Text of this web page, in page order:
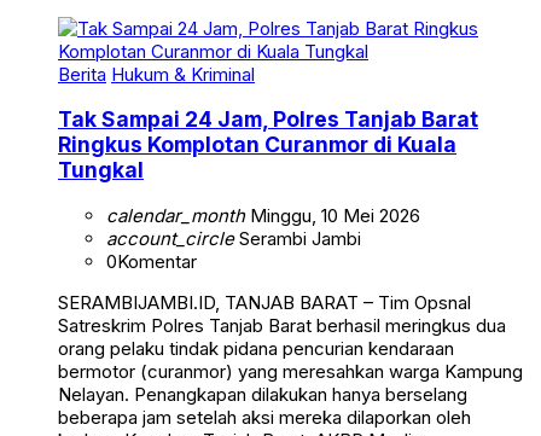
Berita Hukum & Kriminal
Tak Sampai 24 Jam, Polres Tanjab Barat
Ringkus Komplotan Curanmor di Kuala
Tungkal
calendar_monthMinggu, 10 Mei 2026
account_circleSerambi Jambi
0Komentar
SERAMBIJAMBI.ID, TANJAB BARAT – Tim Opsnal
Satreskrim Polres Tanjab Barat berhasil meringkus dua
orang pelaku tindak pidana pencurian kendaraan
bermotor (curanmor) yang meresahkan warga Kampung
Nelayan. Penangkapan dilakukan hanya berselang
beberapa jam setelah aksi mereka dilaporkan oleh